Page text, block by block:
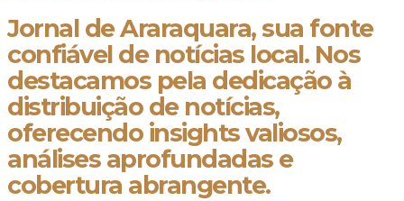
Jornal de Araraquara, sua fonte
confiável de notícias local. Nos
destacamos pela dedicação à
distribuição de notícias,
oferecendo insights valiosos,
análises aprofundadas e
cobertura abrangente.